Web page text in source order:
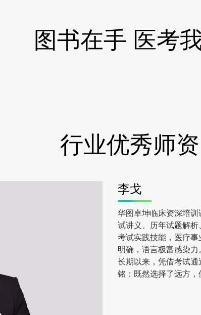
图书在手 医考
行业优秀师资
李戈
华图卓坤临床资深培
试讲义、历年试题解
考试实践技能，医疗
明确，语言极富感染力
长期以来，凭借考试
铭：既然选择了远方，